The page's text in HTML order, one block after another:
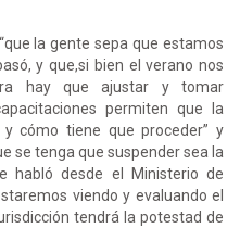
la gente sepa que estamos
y que,si bien el verano nos
hay que ajustar y tomar
permiten que la
cómo tiene que proceder” y
se tenga que suspender sea la
habló desde el Ministerio de
viendo y evaluando el
tendrá la potestad de